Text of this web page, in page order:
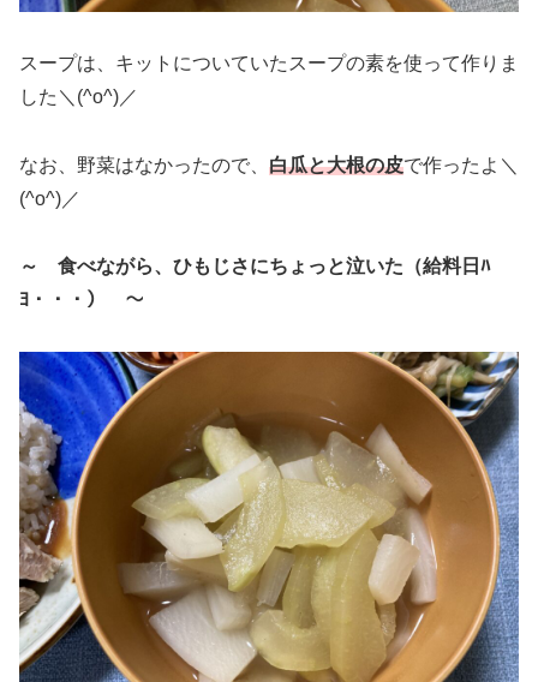
スープは、キットについていたスープの素を使って作りま
した＼(^o^)／
なお、野菜はなかったので、 白瓜と大根の皮で作ったよ＼
(^o^)／
～ 食べながら、ひもじさにちょっと泣いた（給料日ﾊ
ﾖ・・・） ～